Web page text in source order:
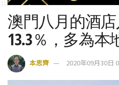
澳門八月的酒
13.3％，多為本
本思齊 2020年09月30日